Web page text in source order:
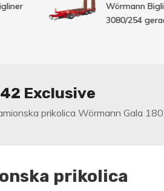
Wörmann Bigliner
3080/254 gerade
Exclusive
prikolica Wörmann Gala
prikolica